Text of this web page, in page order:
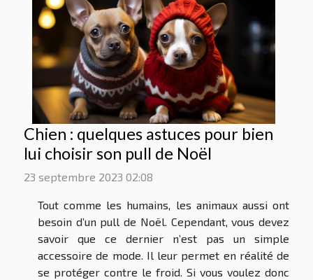
Chien : quelques astuces pour bien
lui choisir son pull de Noël
23 septembre 2023 02:08
Tout comme les humains, les animaux aussi ont
besoin d’un pull de Noël. Cependant, vous devez
savoir que ce dernier n’est pas un simple
accessoire de mode. Il leur permet en réalité de
se protéger contre le froid. Si vous voulez donc